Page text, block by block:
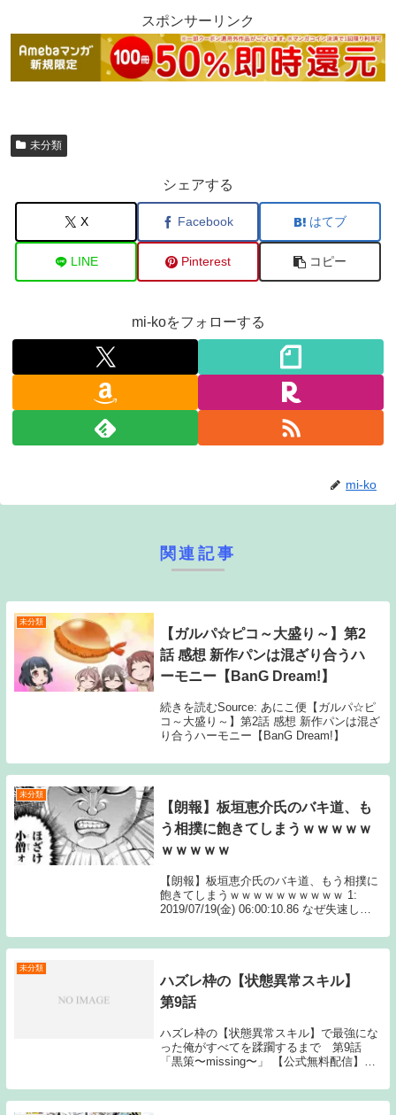
スポンサーリンク
未分類
シェアする
X Facebook はてブ
LINE Pinterest コピー
mi-koをフォローする
mi-ko
関連記事
未分類
【ガルパ☆ピコ～大盛り～】第2
話 感想 新作パンは混ざり合うハ
ーモニー【BanG Dream!】
続きを読むSource: あにこ便【ガルパ☆ピ
コ～大盛り～】第2話 感想 新作パンは混ざ
り合うハーモニー【BanG Dream!】
未分類
【朗報】板垣恵介氏のバキ道、も
う相撲に飽きてしまうｗｗｗｗｗ
ｗｗｗｗｗ
【朗報】板垣恵介氏のバキ道、もう相撲に
飽きてしまうｗｗｗｗｗｗｗｗｗｗ 1:
2019/07/19(金) 06:00:10.86 なぜ失速して
速【朗報】板垣恵介氏のバキ道、もう相撲
に飽きてしま...
未分類
ハズレ枠の【状態異常スキル】
第9話
ハズレ枠の【状態異常スキル】で最強にな
った俺がすべてを蹂躙するまで 第9話
「黒策〜missing〜」 【公式無料配信】
有料配信】 【U-NEXT】 【Hulu】 【
Source: N...